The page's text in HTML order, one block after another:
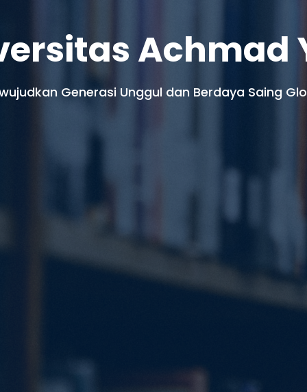
Achmad
Generasi Unggul dan Berdaya Saing